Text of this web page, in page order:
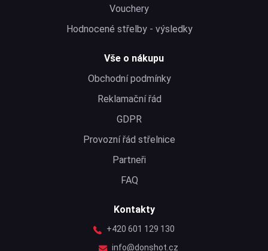
Vouchery
Hodnocené střelby - výsledky
Vše o nákupu
Obchodní podmínky
Reklamační řád
GDPR
Provozní řád střelnice
Partneři
FAQ
Kontakty
+420 601 129 130
info@donshot.cz